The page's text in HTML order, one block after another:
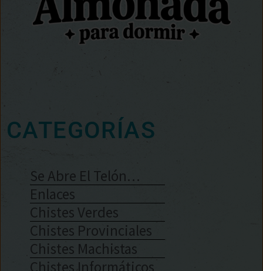
CATEGORÍAS
Se Abre El Telón…
Enlaces
Chistes Verdes
Chistes Provinciales
Chistes Machistas
Chistes Informáticos